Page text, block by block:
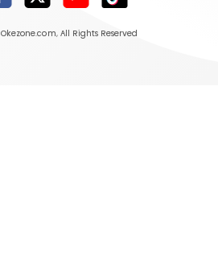
Okezone.com, All Rights Reserved